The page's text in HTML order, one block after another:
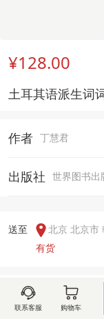
¥128.00
土耳其语派生词
作者 丁慧君
出版社 世界图书出
送至
北京 北京市
有货
用户评论(
联系客服 购物车